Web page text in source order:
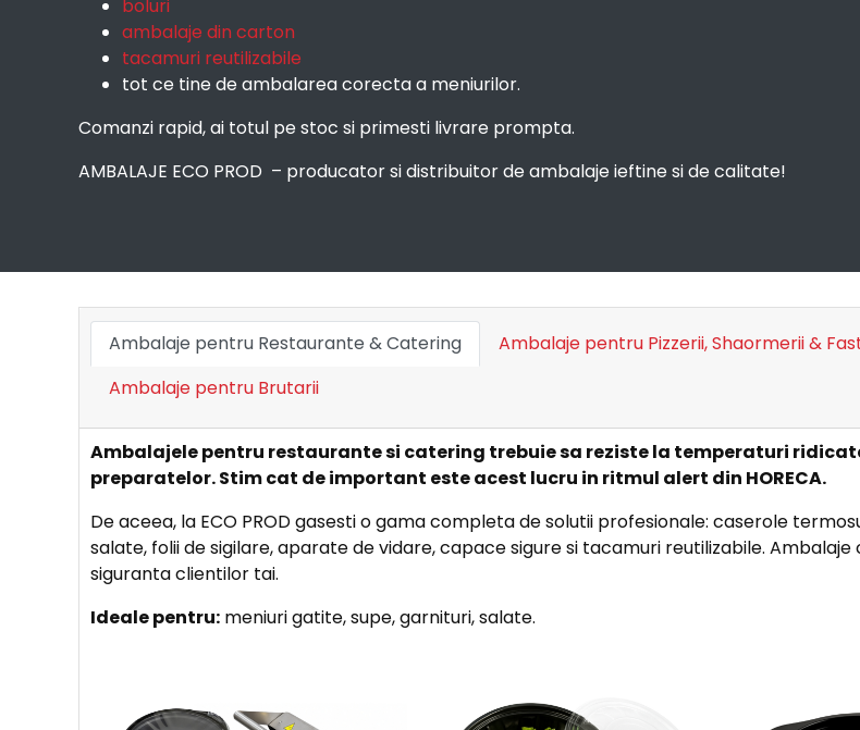
boluri
ambalaje din carton
tacamuri reutilizabile
tot ce tine de ambalarea corecta a meniurilor.
Comanzi rapid, ai totul pe stoc si primesti livrare prompta.
AMBALAJE ECO PROD – producator si distribuitor de ambalaje ieftine si de calitate!
Ambalaje pentru Restaurante & Catering Ambalaje pentru Pizzerii, Shaormerii &
Ambalaje pentru Brutarii
Ambalajele pentru restaurante si catering trebuie sa reziste la temperaturi
preparatelor. Stim cat de important este acest lucru in ritmul alert din HORECA.
De aceea, la ECO PROD gasesti o gama completa de solutii profesionale: caserole
salate, folii de sigilare, aparate de vidare, capace sigure si tacamuri reutilizabile.
siguranta clientilor tai.
Ideale pentru: meniuri gatite, supe, garnituri, salate.